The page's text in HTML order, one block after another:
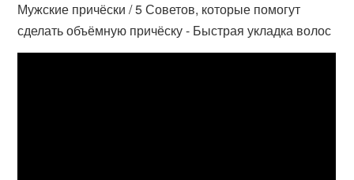
Мужские причёски / 5 Советов, которые помогут
сделать объёмную причёску - Быстрая укладка волос